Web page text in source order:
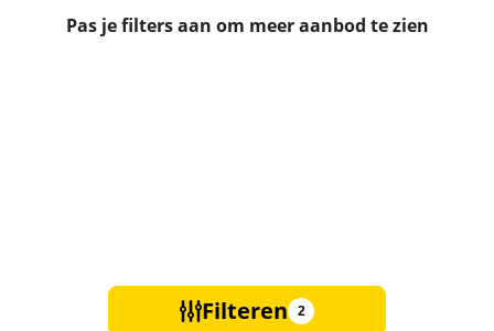
Pas je filters aan om meer aanbod te zien
Filteren 2